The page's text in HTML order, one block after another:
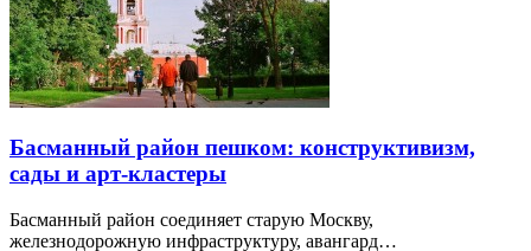
Басманный район пешком: конструктивизм,
сады и арт-кластеры
Басманный район соединяет старую Москву,
железнодорожную инфраструктуру, авангард…